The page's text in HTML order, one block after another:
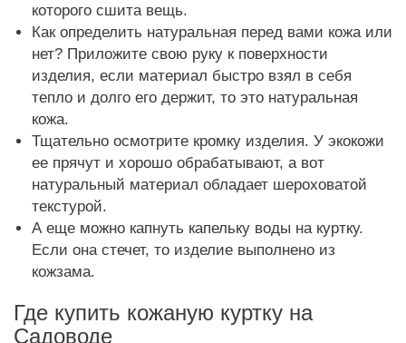
которого сшита вещь.
Как определить натуральная перед вами кожа или
нет? Приложите свою руку к поверхности
изделия, если материал быстро взял в себя
тепло и долго его держит, то это натуральная
кожа.
Тщательно осмотрите кромку изделия. У экокожи
ее прячут и хорошо обрабатывают, а вот
натуральный материал обладает шероховатой
текстурой.
А еще можно капнуть капельку воды на куртку.
Если она стечет, то изделие выполнено из
кожзама.
Где купить кожаную куртку на
Садоводе